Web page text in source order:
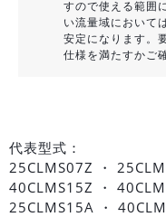
すので使える範囲
い流量域において
安定になります。
仕様を満たすかご
代表型式：
25CLMS07Z ・
40CLMS15Z ・
25CLMS15A ・